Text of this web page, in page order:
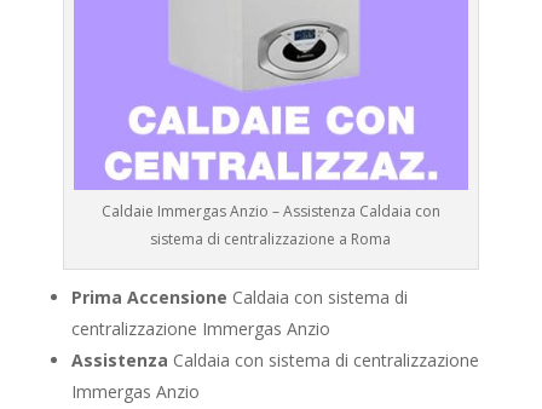
Caldaie Immergas Anzio – Assistenza Caldaia con
sistema di centralizzazione a Roma
Prima Accensione Caldaia con sistema di
centralizzazione Immergas Anzio
Assistenza Caldaia con sistema di centralizzazione
Immergas Anzio